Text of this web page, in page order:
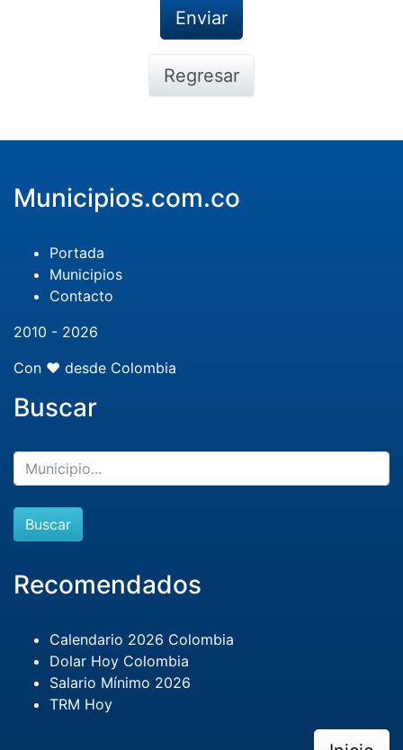
Regresar
Municipios.com.co
Portada
Municipios
Contacto
2010 - 2026
Con ❤️ desde Colombia
Buscar
Buscar
Recomendados
Calendario 2026 Colombia
Dolar Hoy Colombia
Salario Mínimo 2026
TRM Hoy